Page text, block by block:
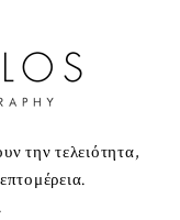
την τελειότητα,